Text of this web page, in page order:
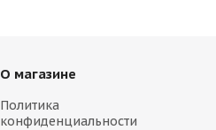
О магазине
Политика
конфиденциальности